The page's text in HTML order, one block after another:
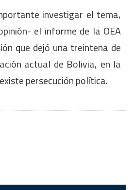
investigar el tema,
el informe de la OEA
que dejó una treintena de
actual de Bolivia, en la
persecución política.